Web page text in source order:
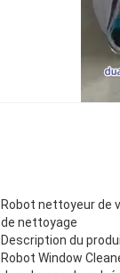
Robot nettoyeur de
de nettoyage
Description du
Robot Window